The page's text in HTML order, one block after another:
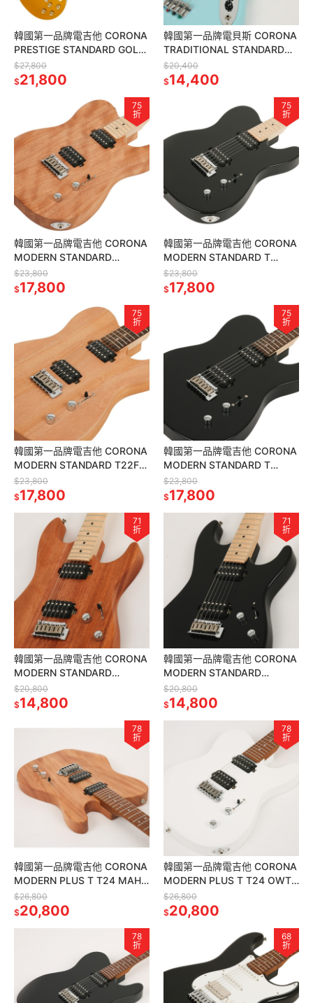
韓國第一品牌電吉他 CORONA
PRESTIGE STANDARD GOLD
TOP LP22 GT 雙雙 金色
$27,800
$21,800
韓國第一品牌電貝斯 CORONA
TRADITIONAL STANDARD
JAZZ BASS J20F/M DHB
$20,400
$14,400
75
折
韓國第一品牌電吉他 CORONA
MODERN STANDARD
T22F/M MAH 雙雙 楓木指板
桃花心木琴身
$23,800
$17,800
75
折
韓國第一品牌電吉他 CORONA
MODERN STANDARD T
$23,800
$17,800
75
折
韓國第一品牌電吉他 CORONA
MODERN STANDARD T22F/L
MAH 玫瑰木指板 桃花心木琴
身
$23,800
$17,800
75
折
韓國第一品牌電吉他 CORONA
MODERN STANDARD T
T22F/L BLK TELE 雙雙 黑色
$23,800
$17,800
71
折
韓國第一品牌電吉他 CORONA
MODERN STANDARD
M22F/M MAH 雙雙 楓木指板
桃花心木琴身
$20,800
$14,800
71
折
韓國第一品牌電吉他 CORONA
MODERN STANDARD
M22F/M BLK 雙雙22格 楓木
指板 黑色
$20,800
$14,800
78
折
韓國第一品牌電吉他 CORONA
MODERN PLUS T T24 MAH
TELE24 格烤楓木指板 桃花心
木琴身
$26,800
$20,800
78
折
韓國第一品牌電吉他 CORONA
MODERN PLUS T T24 OWT
TELE24格烤楓木指板 奧林匹
克白
$26,800
$20,800
78
折
68
折